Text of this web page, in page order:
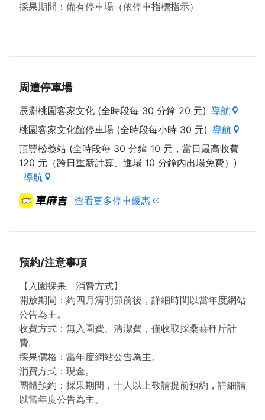
採果期間：備有停車場（依停車指標指示）
周遭停車場
辰淵桃園客家文化 (全時段每 30 分鐘 20 元) 導航
桃園客家文化館停車場 (全時段每小時 30 元) 導航
頂豐松義站 (全時段每 30 分鐘 10 元，當日最高收費
120 元（跨日重新計算、進場 10 分鐘內出場免費）)
導航
查看更多停車優惠
預約/注意事項
【入園採果 消費方式】
開放期間：約四月清明節前後，詳細時間以當年度網站
公告為主。
收費方式：無入園費、清潔費，僅收取採桑葚秤斤計
費。
採果價格：當年度網站公告為主。
消費方式：現金。
團體預約：採果期間，十人以上敬請提前預約，詳細請
以當年度公告為主。